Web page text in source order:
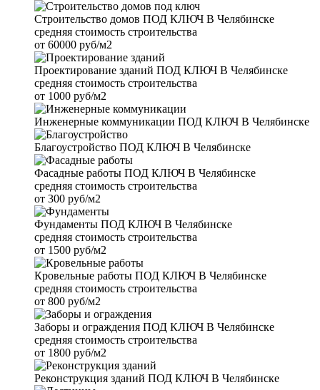
Строительство домов ПОД КЛЮЧ В Челябинске
средняя стоимость строительства
от 60000 руб/м2
Проектирование зданий ПОД КЛЮЧ В Челябинске
средняя стоимость строительства
от 1000 руб/м2
Инженерные коммуникации ПОД КЛЮЧ В Челябинске
Благоустройство ПОД КЛЮЧ В Челябинске
Фасадные работы ПОД КЛЮЧ В Челябинске
средняя стоимость строительства
от 300 руб/м2
Фундаменты ПОД КЛЮЧ В Челябинске
средняя стоимость строительства
от 1500 руб/м2
Кровельные работы ПОД КЛЮЧ В Челябинске
средняя стоимость строительства
от 800 руб/м2
Заборы и ограждения ПОД КЛЮЧ В Челябинске
средняя стоимость строительства
от 1800 руб/м2
Реконструкция зданий ПОД КЛЮЧ В Челябинске